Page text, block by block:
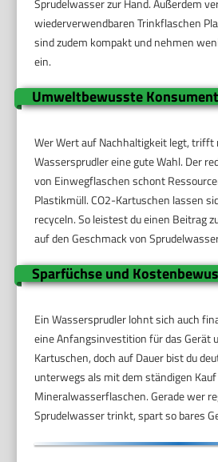
Sprudelwasser zur Hand. Außerdem
wiederverwendbaren Trinkflaschen
sind zudem kompakt und nehmen
ein.
Umweltbewusste
Wer Wert auf Nachhaltigkeit legt, trifft
Wassersprudler eine gute Wahl. Der
von Einwegflaschen schont
Plastikmüll. CO2-Kartuschen lassen
recyceln. So leistest du einen Beitrag
auf den Geschmack von
Sparfüchse und
Ein Wassersprudler lohnt sich auch
eine Anfangsinvestition für das Gerät
Kartuschen, doch auf Dauer bist du
unterwegs als mit dem ständigen
Mineralwasserflaschen. Gerade wer
Sprudelwasser trinkt, spart so bares